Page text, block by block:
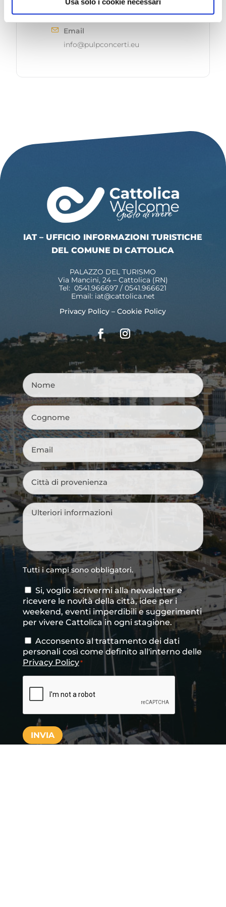
+39 3290058054
Email
info@pulpconcerti.eu
IAT – UFFICIO INFORMAZIONI TURISTICHE
DEL COMUNE DI CATTOLICA
PALAZZO DEL TURISMO
Via Mancini, 24 – Cattolica (RN)
Tel: 0541.966697 / 0541.966621
Email: iat@cattolica.net
Privacy Policy –Cookie Policy
Nome
Cognome
Email
Città
di
provenienza*
Messaggio
Tutti i campi sono obbligatori.
Consenso
newsletter
Si, voglio iscrivermi alla newsletter e
ricevere le novità della città, idee per i
weekend, eventi imperdibili e suggerimenti
per vivere Cattolica in ogni stagione.
Consenso*
Acconsento al trattamento dei dati
personali così come definito all'interno delle
Privacy Policy*
INVIA